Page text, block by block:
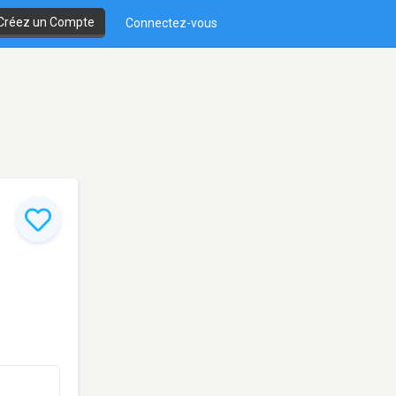
un Compte Connectez-vous